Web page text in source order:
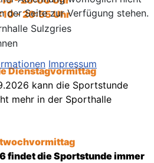
- 20:55 Uhr
Sulzgries
Dienstagvormittag
kann die Sportstunde
mehr in der Sporthalle
findet die Sportstunde immer
der Seite zur Verfügung stehen.
Impressum